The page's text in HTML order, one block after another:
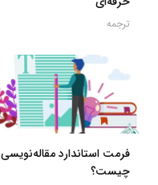
ترجمه
فرمت استاندارد مقاله‌نویسی
چیست؟